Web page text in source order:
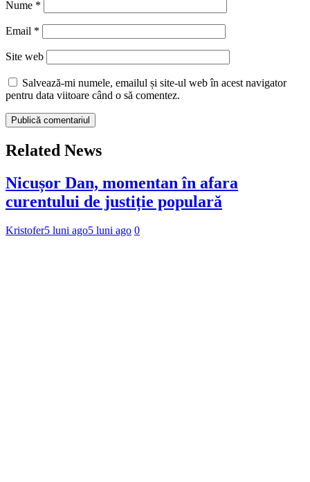
Nume *
Email *
Site web
Salvează-mi numele, emailul și site-ul web în acest navigator
pentru data viitoare când o să comentez.
Related News
Nicușor Dan, momentan în afara
curentului de justiție populară
Kristofer5 luni ago5 luni ago 0